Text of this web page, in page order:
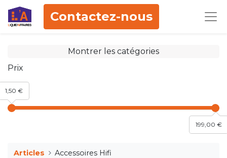
Contactez-nous
Montrer les catégories
Prix
199,00 €
1,50 €
Articles Accessoires Hifi